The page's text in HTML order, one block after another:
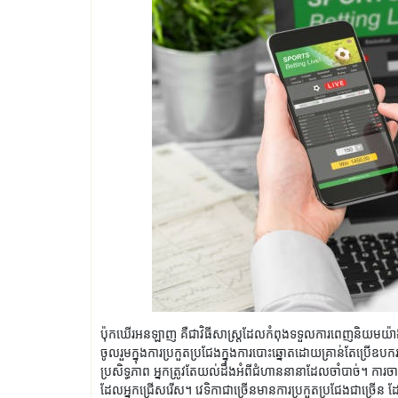
ប៉ុកឃើរអនឡាញ គឺជាវិធីសាស្ត្រដែលកំពុងទទួលការពេញនិយមយ៉ាងខ្ល
ចូលរួមក្នុងការប្រកួតប្រជែងក្នុងការបោះឆ្នោតដោយគ្រាន់តែប្រើ
ប្រសិទ្ធភាព អ្នកត្រូវតែយល់ដឹងអំពីជំហាននានាដែលចាំបាច់។ ការចា
ដែលអ្នកជ្រើសរើស។ វេទិកាជាច្រើនមានការប្រកួតប្រជែងជាច្